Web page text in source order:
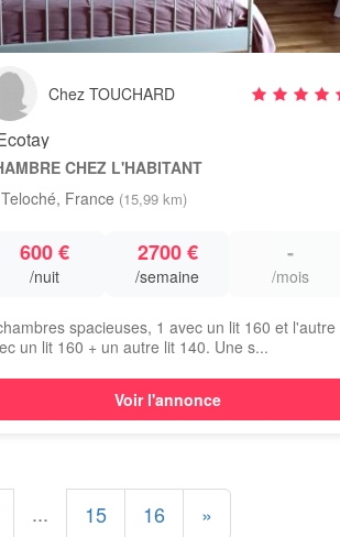
Chez TOUCHARD
CHEZ L'HABITANT
Teloché, France (15,99 km)
600 €
/nuit
2700 €
/semaine
-
/mois
spacieuses, 1 avec un lit 160 et l'autre
un lit 160 + un autre lit 140. Une s...
Voir l'annonce
... 15 16 »